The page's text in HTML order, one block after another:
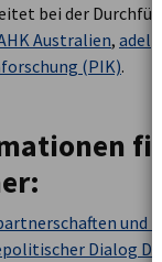
bei der
Australien,
(PIK).
und
Dialog